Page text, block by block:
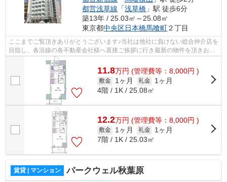
都営浅草線 「浅草橋 」駅 徒歩6分
築13年 / 25.03㎡～25.08㎡
東京都中央区日本橋馬喰町２丁目
ここまでご覧頂きありがとうございます♪当社は他社に負けない総合仲介店を
目指し、各沿線の各不動産会社様へ直接ご挨拶に行き最新の物件を頂きお客
様へ提供しております！最新の情報は...
11.8万円 (管理費等：8,000円 )
敷金 1ヶ月 礼金
1ヶ月
4階 / 1K / 25.08㎡
12.2万円 (管理費等：8,000円 )
敷金 1ヶ月 礼金
1ヶ月
7階 / 1K / 25.03㎡
賃貸 | マンション パークウェル秋葉原